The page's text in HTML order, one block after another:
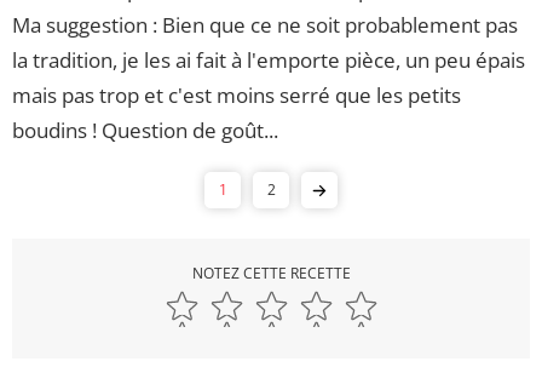
Ma suggestion : Bien que ce ne soit probablement pas
la tradition, je les ai fait à l'emporte pièce, un peu épais
mais pas trop et c'est moins serré que les petits
boudins ! Question de goût...
1 2
NOTEZ CETTE RECETTE